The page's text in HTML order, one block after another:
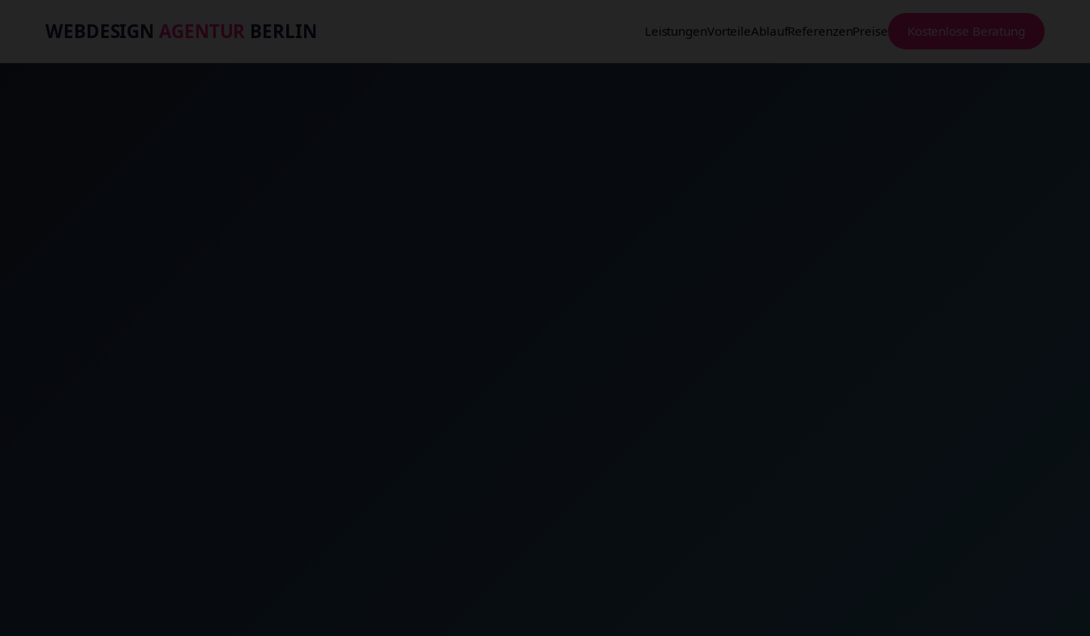
WEBDESIGN AGENTUR BERLIN LeistungenVorteileAblaufReferenzenPreise Kostenlose Beratung